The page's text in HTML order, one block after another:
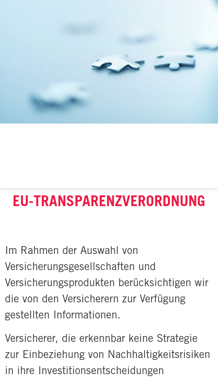
EU-TRANSPARENZVERORDNUNG
Im Rahmen der Auswahl von
Versicherungsgesellschaften und
Versicherungsprodukten berücksichtigen wir
die von den Versicherern zur Verfügung
gestellten Informationen.
Versicherer, die erkennbar keine Strategie
zur Einbeziehung von Nachhaltigkeitsrisiken
in ihre Investitionsentscheidungen